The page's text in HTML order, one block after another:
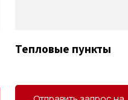
Тепловые пункты